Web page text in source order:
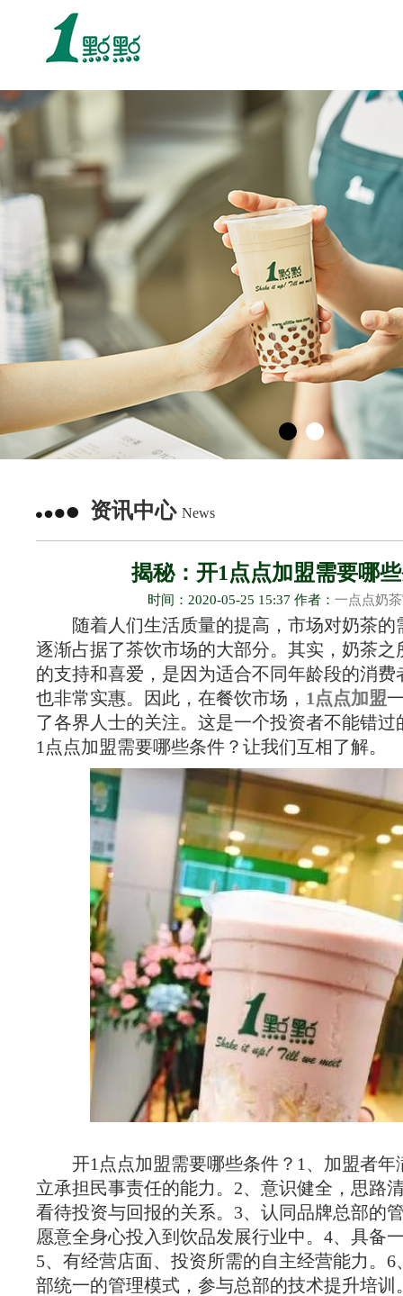
资讯中心 News
揭秘：开1点点加盟需要哪
时间：2020-05-25 15:37 作者： 一点点奶
随着人们生活质量的提高，市场对奶茶的
逐渐占据了茶饮市场的大部分。其实，奶茶之
的支持和喜爱，是因为适合不同年龄段的消费
也非常实惠。因此，在餐饮市场， 1点点加盟
了各界人士的关注。这是一个投资者不能错过
1点点加盟需要哪些条件？让我们互相了解。
开1点点加盟需要哪些条件？1、加盟者年
立承担民事责任的能力。2、意识健全，思路
看待投资与回报的关系。3、认同品牌总部的
愿意全身心投入到饮品发展行业中。4、具备
5、有经营店面、投资所需的自主经营能力。
部统一的管理模式，参与总部的技术提升培训